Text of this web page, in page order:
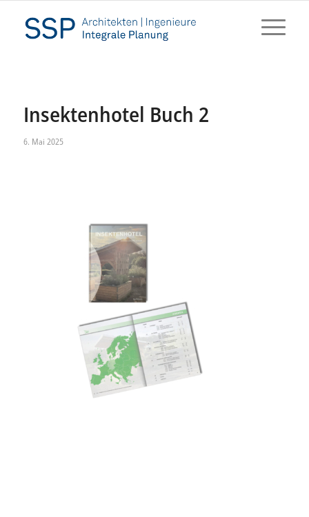
Insektenhotel Buch 2
6. Mai 2025